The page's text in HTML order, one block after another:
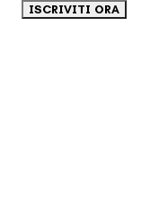
ISCRIVITI ORA